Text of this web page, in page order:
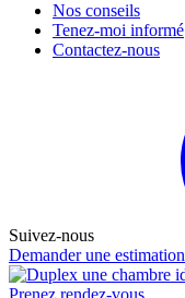
Nos conseils
Tenez-moi informé
Contactez-nous
Suivez-nous
Demander une estimation
Prenez rendez-vous